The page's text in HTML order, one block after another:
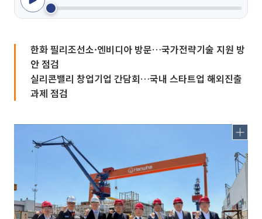
한화 필리조선소·엔비디아 방문…국가전략기술 지원 방
안 점검
실리콘밸리 창업기업 간담회…국내 스타트업 해외진출
과제 점검